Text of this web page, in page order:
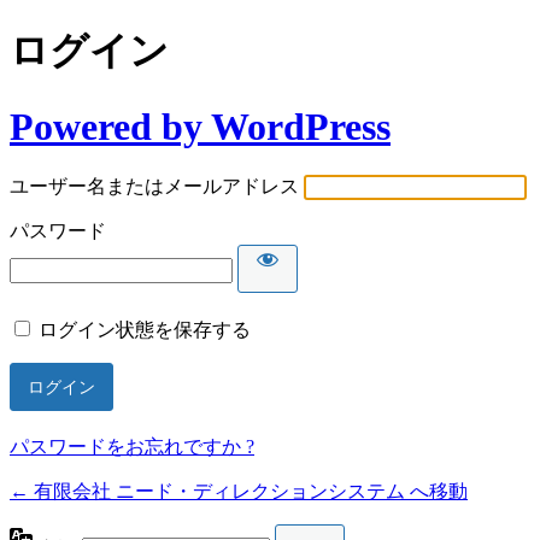
ログイン
Powered by WordPress
ユーザー名またはメールアドレス
パスワード
ログイン状態を保存する
パスワードをお忘れですか ?
← 有限会社 ニード・ディレクションシステム へ移動